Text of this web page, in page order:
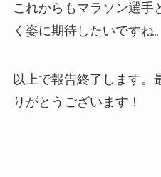
これからもマラソン選手
く姿に期待したいですね。
以上で報告終了します。
りがとうございます！